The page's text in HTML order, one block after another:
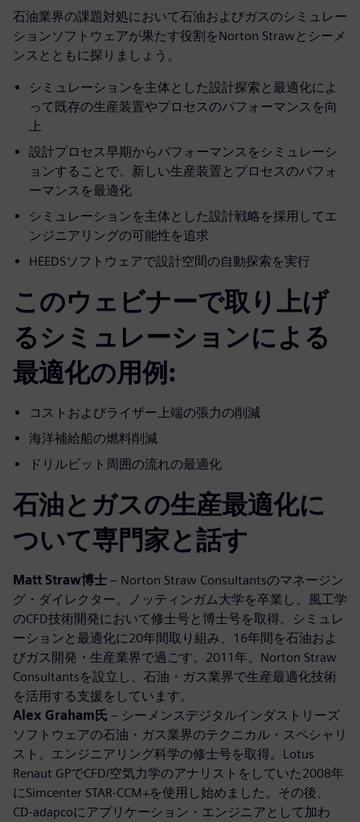
石油業界の課題対処において石油およびガスのシミュレー
ションソフトウェアが果たす役割をNorton Strawとシーメ
ンスとともに探りましょう。
シミュレーションを主体とした設計探索と最適化によ
って既存の生産装置やプロセスのパフォーマンスを向
上
設計プロセス早期からパフォーマンスをシミュレーシ
ョンすることで、新しい生産装置とプロセスのパフォ
ーマンスを最適化
シミュレーションを主体とした設計戦略を採用してエ
ンジニアリングの可能性を追求
HEEDSソフトウェアで設計空間の自動探索を実行
このウェビナーで取り上げ
るシミュレーションによる
最適化の用例:
コストおよびライザー上端の張力の削減
海洋補給船の燃料削減
ドリルビット周囲の流れの最適化
石油とガスの生産最適化に
ついて専門家と話す
Matt Straw博士 – Norton Straw Consultantsのマネージン
グ・ダイレクター。ノッティンガム大学を卒業し、風工学
のCFD技術開発において修士号と博士号を取得。シミュレ
ーションと最適化に20年間取り組み、16年間を石油およ
びガス開発・生産業界で過ごす。2011年、Norton Straw
Consultantsを設立し、石油・ガス業界で生産最適化技術
を活用する支援をしています。
Alex Graham氏 – シーメンスデジタルインダストリーズ
ソフトウェアの石油・ガス業界のテクニカル・スペシャリ
スト。エンジニアリング科学の修士号を取得。Lotus
Renaut GPでCFD/空気力学のアナリストをしていた2008年
にSimcenter STAR-CCM+を使用し始めました。その後、
CD-adapcoにアプリケーション・エンジニアとして加わ